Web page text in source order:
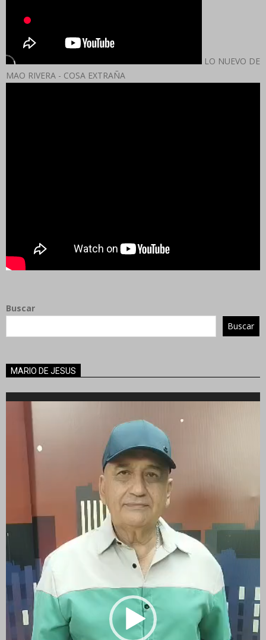
LO NUEVO DE
MAO RIVERA - COSA EXTRAÑA
Buscar
Buscar
MARIO DE JESUS
Reproductor